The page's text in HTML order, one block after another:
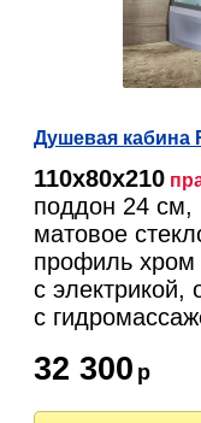
Душевая кабина
110х80х210
поддон 24 см,
матовое
профиль хром
с электрикой,
c
32 300 р